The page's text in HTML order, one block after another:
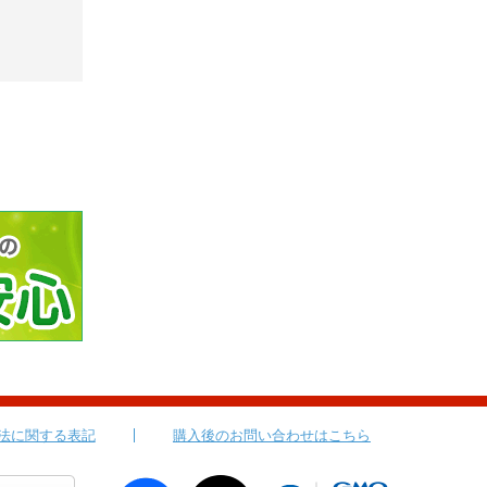
に関する表記 購入後のお問い合わせはこちら